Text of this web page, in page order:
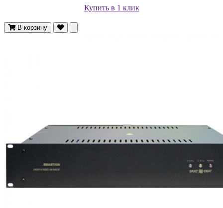
Купить в 1 клик
В корзину